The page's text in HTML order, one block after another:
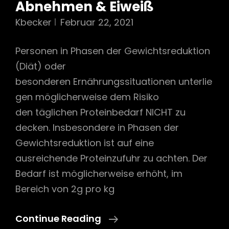
Abnehmen & Eiweiß
Kbecker Februar 22, 2021
Personen in Phasen der Gewichtsreduktion
(Diät) oder
besonderen Ernährungssituationen unterlie
gen möglicherweise dem Risiko
den täglichen Proteinbedarf NICHT zu
decken. Insbesondere in Phasen der
Gewichtsreduktion ist auf eine
ausreichende Proteinzufuhr zu achten. Der
Bedarf ist möglicherweise erhöht, im
Bereich von 2g pro kg
Continue Reading
Abnehmen